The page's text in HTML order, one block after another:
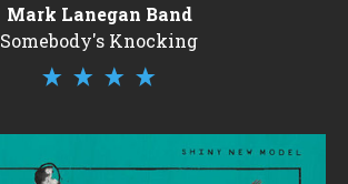
Mark Lanegan Band
Somebody's Knocking